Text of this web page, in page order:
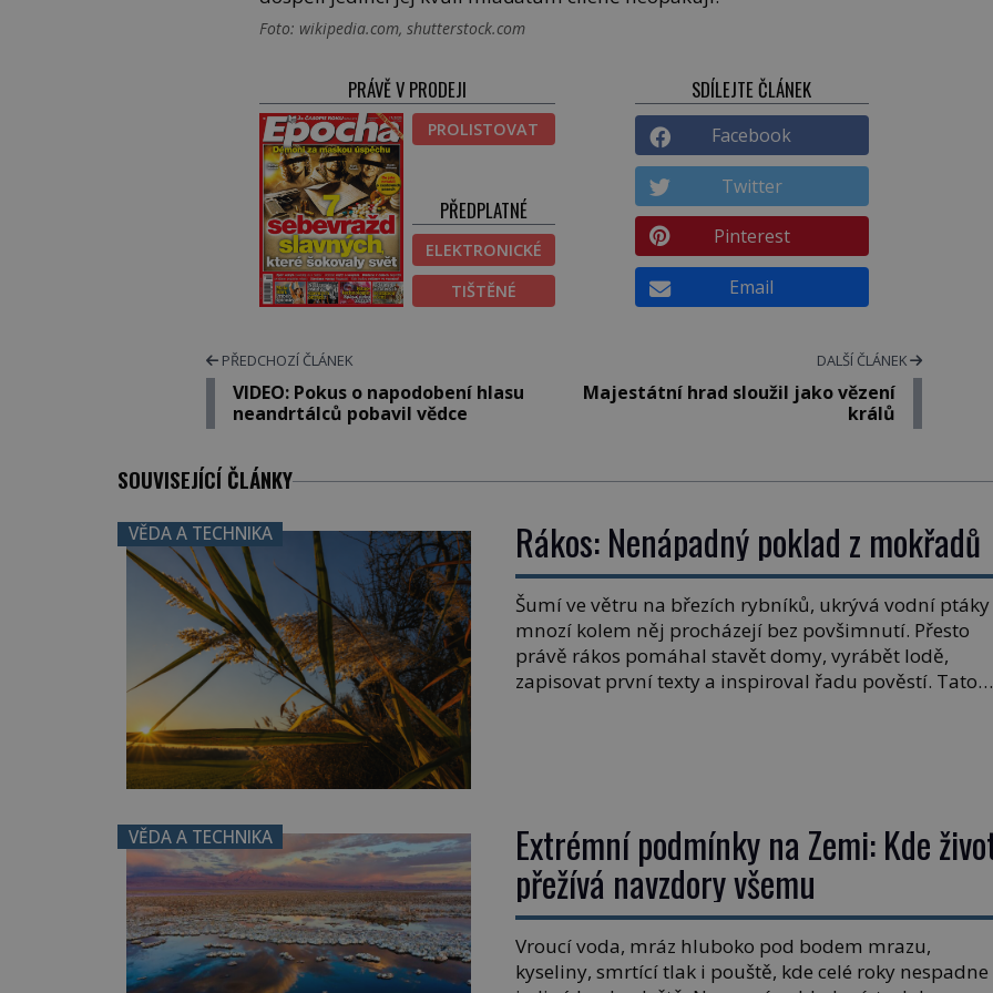
Foto: wikipedia.com, shutterstock.com
PRÁVĚ V PRODEJI
PROLISTOVAT
PŘEDPLATNÉ
ELEKTRONICKÉ
TIŠTĚNÉ
SDÍLEJTE ČLÁNEK
Facebook
Twitter
Pinterest
Email
PŘEDCHOZÍ ČLÁNEK
VIDEO: Pokus o napodobení hlasu
neandrtálců pobavil vědce
DALŠÍ ČLÁNEK
Majestátní hrad sloužil jako vězení
králů
SOUVISEJÍCÍ ČLÁNKY
VĚDA A TECHNIKA Rákos: Nenápadný poklad z mokřadů
Šumí ve větru na březích rybníků, ukrývá vodní ptáky
mnozí kolem něj procházejí bez povšimnutí. Přesto
právě rákos pomáhal stavět domy, vyrábět lodě,
zapisovat první texty a inspiroval řadu pověstí. Tato
VĚDA A TECHNIKA Extrémní podmínky na Zemi: Kde
přežívá navzdory všemu
Vroucí voda, mráz hluboko pod bodem mrazu,
kyseliny, smrtící tlak i pouště, kde celé roky nespadne